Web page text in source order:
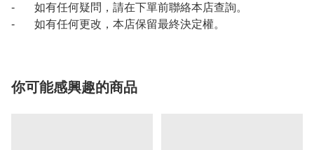
- 如有任何疑問，請在下單前聯絡本店查詢。
- 如有任何更改，本店保留最終決定權。
你可能感興趣的商品